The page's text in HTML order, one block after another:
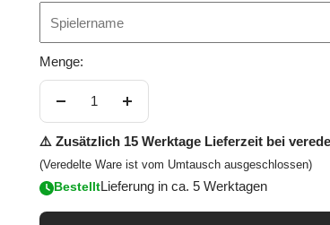
Menge:
verringern
erhöhen
⚠️ Zusätzlich 15 Werktage Lieferzeit bei
(Veredelte Ware ist vom Umtausch ausgeschlossen)
BestelltLieferung in ca. 5 Werktagen